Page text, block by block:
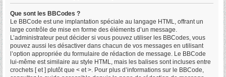
Que sont les BBCodes ?
Le BBCode est une implantation spéciale au langage HTML, offrant un
large contrôle de mise en forme des éléments d’un message.
L’administrateur peut décider si vous pouvez utiliser les BBCodes, vous
pouvez aussi les désactiver dans chacun de vos messages en utilisant
l’option appropriée du formulaire de rédaction de message. Le BBCode
lui-même est similaire au style HTML, mais les balises sont incluses entre
crochets [ et ] plutôt que < et >. Pour plus d’informations sur le BBCode,